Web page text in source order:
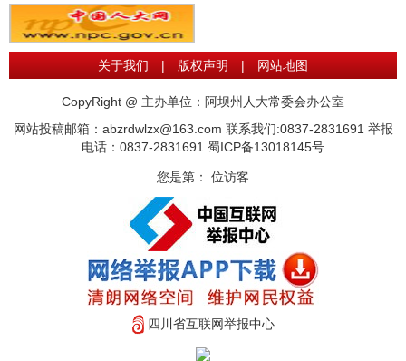
关于我们 | 版权声明 | 网站地图
CopyRight @ 主办单位：阿坝州人大常委会办公室
网站投稿邮箱：abzrdwlzx@163.com 联系我们:0837-2831691 举报
电话：0837-2831691 蜀ICP备13018145号
您是第： 位访客
四川省互联网举报中心